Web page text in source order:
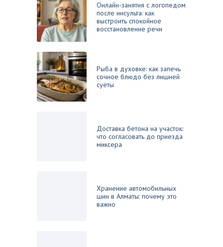
Онлайн-занятия с логопедом
после инсульта: как
выстроить спокойное
восстановление речи
Рыба в духовке: как запечь
сочное блюдо без лишней
суеты
Доставка бетона на участок:
что согласовать до приезда
миксера
Хранение автомобильных
шин в Алматы: почему это
важно